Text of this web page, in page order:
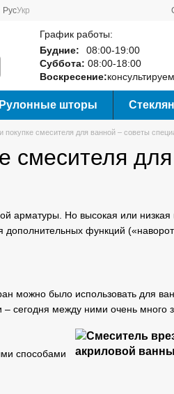
РусУкр
График работы:
Будние:
08:00-19:00
Суббота: 08:00-18:00
Воскресение:
Рулонные шторы
смесителя для ванной – советы
смесителя
арматуры. Но высокая или низкая
дополнительных функций
можно было использовать для
сегодня между ними очень много
способами